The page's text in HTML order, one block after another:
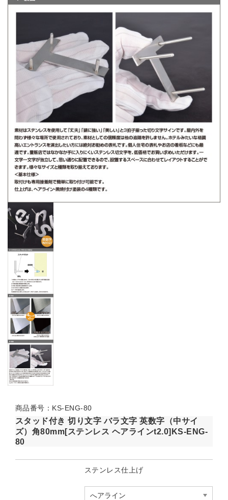
商品番号：KS-ENG-80
スタッド付き 切り文字 バラ文字 英数字（中サイ
ズ）角80mm[ステンレス ヘアラインt2.0]KS-ENG-
80
ステンレス仕上げ